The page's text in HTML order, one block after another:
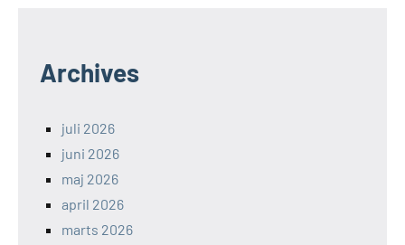
Archives
juli 2026
juni 2026
maj 2026
april 2026
marts 2026